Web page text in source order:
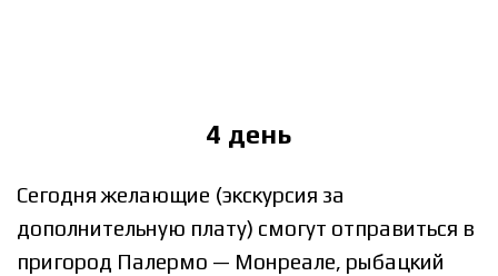
4 день
Сегодня желающие (экскурсия за
дополнительную плату) смогут отправиться в
пригород Палермо — Монреале, рыбацкий